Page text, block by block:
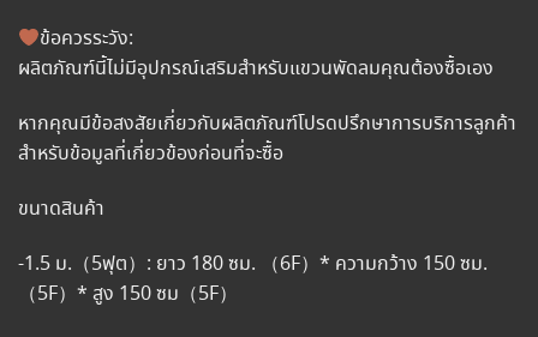
ข้อควรระวัง:
ผลิตภัณฑ์นี้ไม่มีอุปกรณ์เสริมสำหรับแขวนพัดลมคุณต้องซื้อเอง
หากคุณมีข้อสงสัยเกี่ยวกับผลิตภัณฑ์โปรดปรึกษาการบริการลูกค้า
สำหรับข้อมูลที่เกี่ยวข้องก่อนที่จะซื้อ
ขนาดสินค้า
-1.5 ม.（5ฟุต）: ยาว 180 ซม. （6F）* ความกว้าง 150 ซม.
（5F）* สูง 150 ซม（5F）